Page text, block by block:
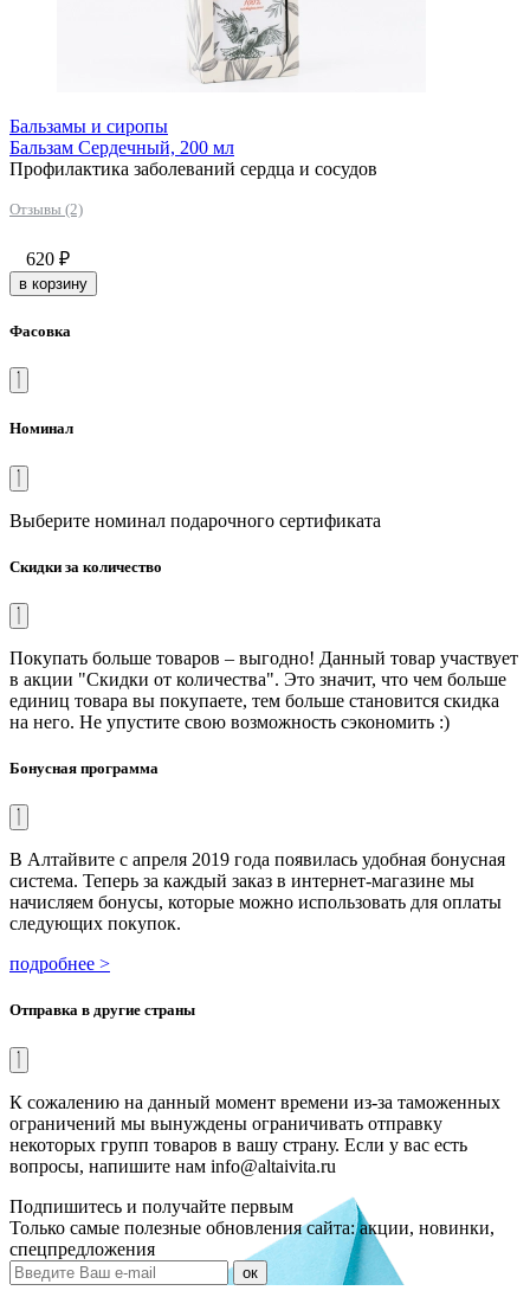
Бальзамы и сиропы
Бальзам Сердечный, 200 мл
Профилактика заболеваний сердца и сосудов
Отзывы (2)
620 ₽
в корзину
Фасовка
Номинал
Выберите номинал подарочного сертификата
Скидки за количество
Покупать больше товаров – выгодно! Данный товар участвует
в акции "Скидки от количества". Это значит, что чем больше
единиц товара вы покупаете, тем больше становится скидка
на него. Не упустите свою возможность сэкономить :)
Бонусная программа
В Алтайвите с апреля 2019 года появилась удобная бонусная
система. Теперь за каждый заказ в интернет-магазине мы
начисляем бонусы, которые можно использовать для оплаты
следующих покупок.
подробнее >
Отправка в другие страны
К сожалению на данный момент времени из-за таможенных
ограничений мы вынуждены ограничивать отправку
некоторых групп товаров в вашу страну. Если у вас есть
вопросы, напишите нам info@altaivita.ru
Подпишитесь и получайте первым
Только самые полезные обновления сайта: акции, новинки,
спецпредложения
ок